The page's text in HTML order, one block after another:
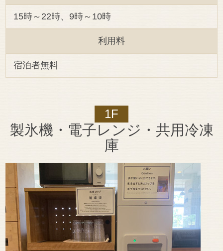
15時～22時、9時～10時
利用料
宿泊者無料
1F
製氷機・電子レンジ ・共用冷凍
庫